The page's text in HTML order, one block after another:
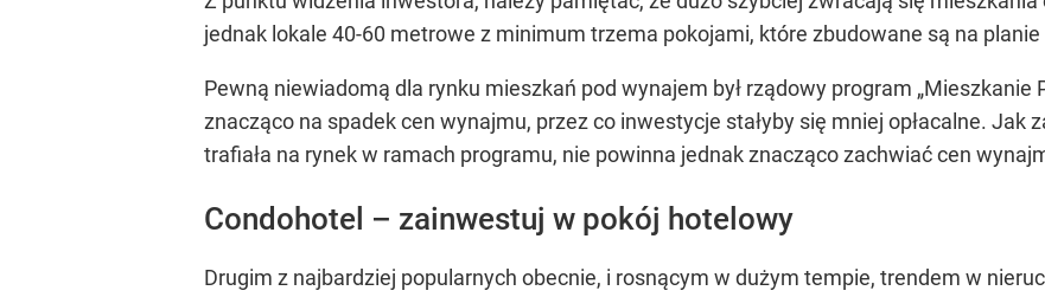
jednak lokale 40-60 metrowe z minimum trzema pokojami, które zbudowane są na
Pewną niewiadomą dla rynku mieszkań pod wynajem był rządowy program „Mieszkanie
znacząco na spadek cen wynajmu, przez co inwestycje stałyby się mniej opłacalne. Jak
trafiała na rynek w ramach programu, nie powinna jednak znacząco zachwiać cen
Condohotel – zainwestuj w pokój hotelowy
Drugim z najbardziej popularnych obecnie, i rosnącym w dużym tempie, trendem w